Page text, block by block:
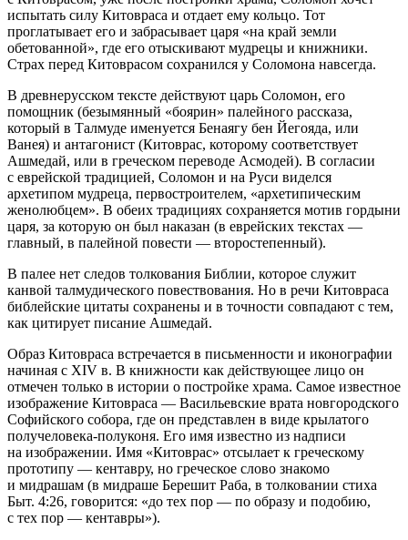
испытать силу Китовраса и отдает ему кольцо. Тот
проглатывает его и забрасывает царя «на край земли
обетованной», где его отыскивают мудрецы и книжники.
Страх перед Китоврасом сохранился у Соломона навсегда.
В древнерусском тексте действуют царь Соломон, его
помощник (безымянный «боярин» палейного рассказа,
который в Талмуде именуется Бенаягу бен Йегояда, или
Ванея) и антагонист (Китоврас, которому соответствует
Ашмедай, или в греческом переводе Асмодей). В согласии
с еврейской традицией, Соломон и на Руси виделся
архетипом мудреца, первостроителем, «архетипическим
женолюбцем». В обеих традициях сохраняется мотив гордыни
царя, за которую он был наказан (в еврейских текстах —
главный, в палейной повести — второстепенный).
В палее нет следов толкования Библии, которое служит
канвой талмудического повествования. Но в речи Китовраса
библейские цитаты сохранены и в точности совпадают с тем,
как цитирует писание Ашмедай.
Образ Китовраса встречается в письменности и иконографии
начиная с XIV в. В книжности как действующее лицо он
отмечен только в истории о постройке храма. Самое известное
изображение Китовраса — Васильевские врата новгородского
Софийского собора, где он представлен в виде крылатого
получеловека-полуконя. Его имя известно из надписи
на изображении. Имя «Китоврас» отсылает к греческому
прототипу — кентавру, но греческое слово знакомо
и мидрашам (в мидраше Берешит Раба, в толковании стиха
Быт. 4:26, говорится: «до тех пор — по образу и подобию,
с тех пор — кентавры»).